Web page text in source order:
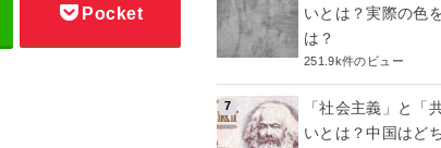
Pocket
いとは？実際の色
は？
251.9k件のビュー
「社会主義」と「
いとは？中国はど